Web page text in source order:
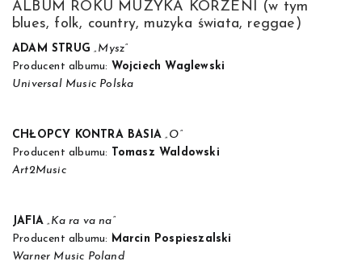
ALBUM ROKU MUZYKA KORZENI (w tym
blues, folk, country, muzyka świata, reggae)
ADAM STRUG „Mysz”
Producent albumu: Wojciech Waglewski
Universal Music Polska
CHŁOPCY KONTRA BASIA „O”
Producent albumu: Tomasz Waldowski
Art2Music
JAFIA „Ka ra va na”
Producent albumu: Marcin Pospieszalski
Warner Music Poland